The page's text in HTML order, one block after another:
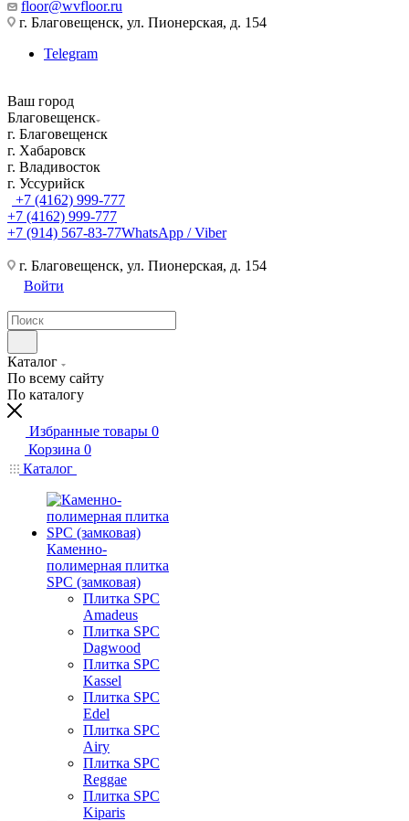
floor@wvfloor.ru
г. Благовещенск, ул. Пионерская, д. 154
Telegram
Ваш город
Благовещенск
г. Благовещенск
г. Хабаровск
г. Владивосток
г. Уссурийск
+7 (4162) 999-777
+7 (4162) 999-777
+7 (914) 567-83-77WhatsApp / Viber
г. Благовещенск, ул. Пионерская, д. 154
Войти
Каталог
По всему сайту
По каталогу
Избранные товары 0
Корзина 0
Каталог
Каменно-
полимерная плитка
SPC (замковая)
Плитка SPC
Amadeus
Плитка SPC
Dagwood
Плитка SPC
Kassel
Плитка SPC
Edel
Плитка SPC
Airy
Плитка SPC
Reggae
Плитка SPC
Kiparis